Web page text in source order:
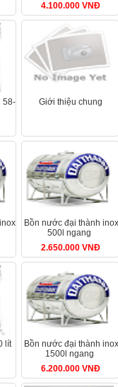
4.100.000 VNĐ
giới thiệu chung
bồn nước đại thành inox
500l ngang
2.650.000 VNĐ
bồn nước đại thành inox
1500l ngang
6.200.000 VNĐ